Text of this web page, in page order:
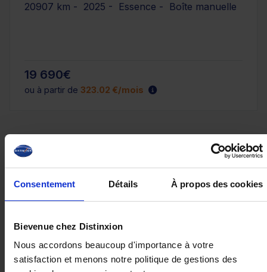
Consentement Détails À propos des cookies
Bievenue chez Distinxion
Nous accordons beaucoup d'importance à votre
satisfaction et menons notre politique de gestions des
20907 km - 2025 - Essence - Boîte manuelle
19 690€
ou à partir de 323.02 €/mois